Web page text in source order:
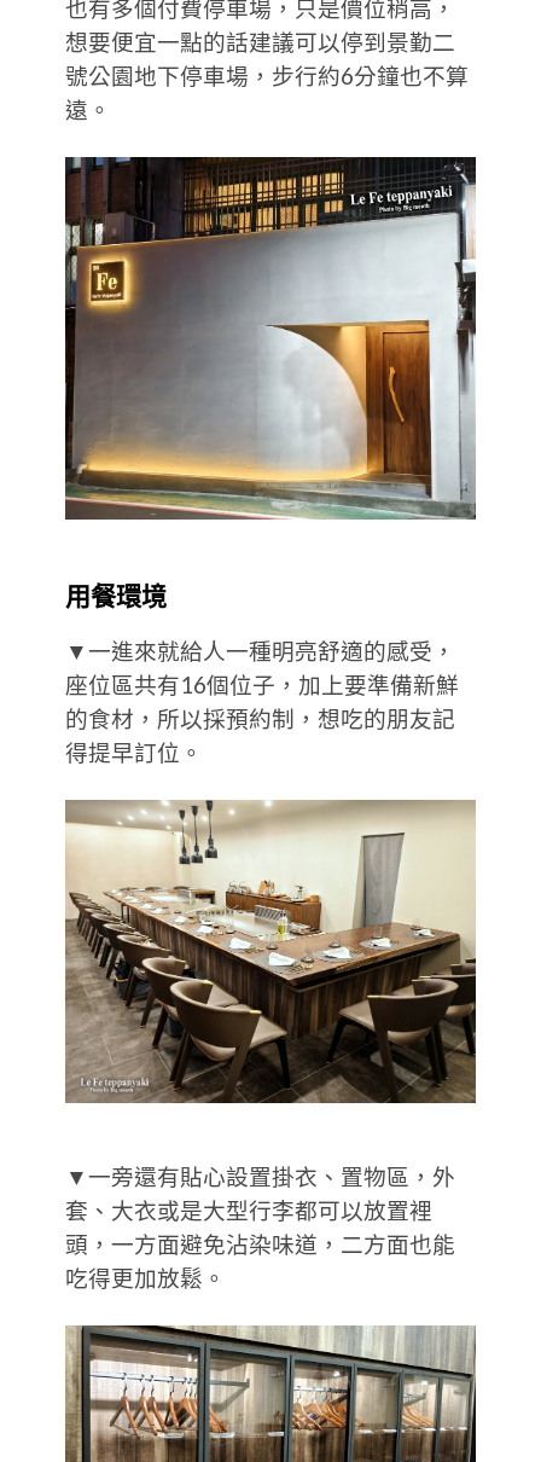
也有多個付費停車場，只是價位稍高，
想要便宜一點的話建議可以停到景勤二
號公園地下停車場，步行約6分鐘也不算
遠。
用餐環境
▼一進來就給人一種明亮舒適的感受，
座位區共有16個位子，加上要準備新鮮
的食材，所以採預約制，想吃的朋友記
得提早訂位。
▼一旁還有貼心設置掛衣、置物區，外
套、大衣或是大型行李都可以放置裡
頭，一方面避免沾染味道，二方面也能
吃得更加放鬆。